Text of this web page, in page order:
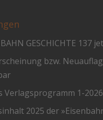
GESCHICHTE 137
bzw.
Verlagsprogramm 1-
2025 der